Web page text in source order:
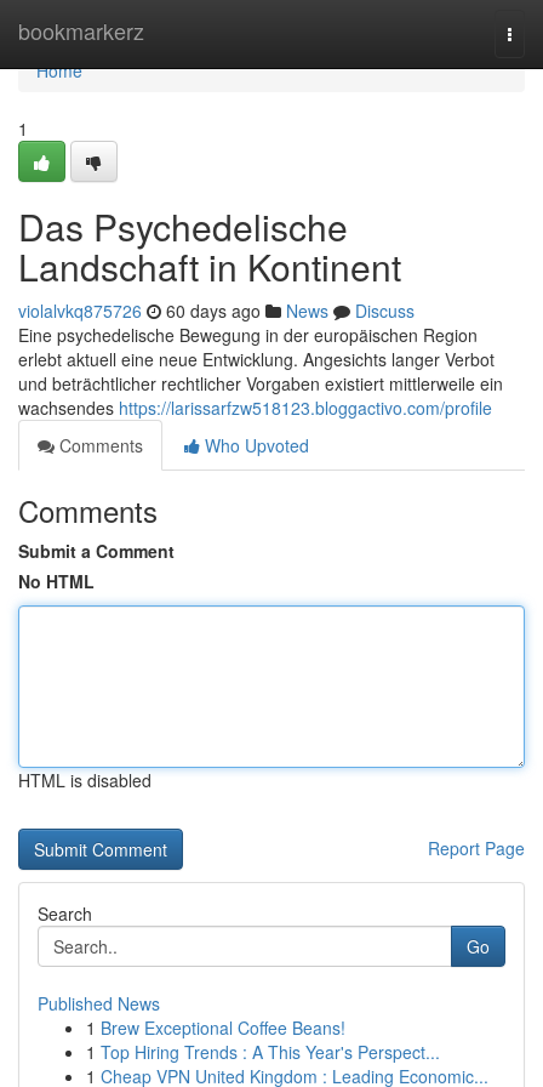
bookmarkerz
Home
Home
1
Das Psychedelische
Landschaft in Kontinent
violalvkq875726 60 days ago News
Discuss
Eine psychedelische Bewegung in der europäischen Region
erlebt aktuell eine neue Entwicklung. Angesichts langer Verbot
und beträchtlicher rechtlicher Vorgaben existiert mittlerweile ein
wachsendes https://larissarfzw518123.bloggactivo.com/profile
Comments
Who Upvoted
Comments
Submit a Comment
No HTML
HTML is disabled
Report Page
Search
Go
Published News
1 Brew Exceptional Coffee Beans!
1 Top Hiring Trends : A This Year's Perspect...
1 Cheap VPN United Kingdom : Leading Economic...